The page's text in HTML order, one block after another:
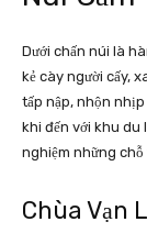
Dưới chấn núi là
kẻ cày người cấy,
tấp nập, nhộn
khi đến với khu du
nghiệm những
Chùa Vạn